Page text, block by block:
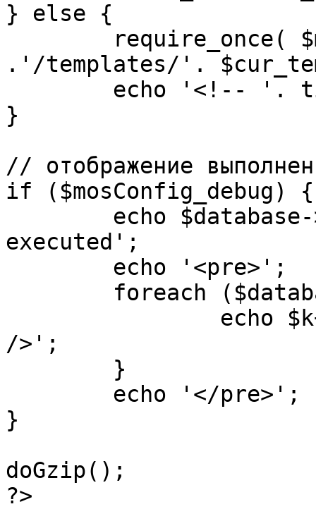
} else {
.'/templates/'.
}
// отображение
if ($mosConfig_debug) {
executed';
/>';
}
doGzip();
?>